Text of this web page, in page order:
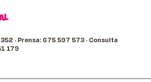
· Prensa: 675 597 573 · Consulta
179